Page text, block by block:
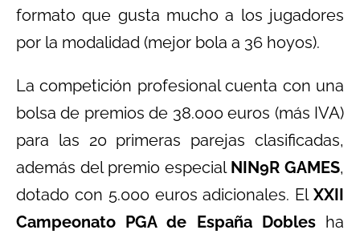
formato que gusta mucho a los jugadores
por la modalidad (mejor bola a 36 hoyos).
La competición profesional cuenta con una
bolsa de premios de 38.000 euros (más IVA)
para las 20 primeras parejas clasificadas,
además del premio especial NIN9R GAMES,
dotado con 5.000 euros adicionales. El XXII
Campeonato PGA de España Doblesha